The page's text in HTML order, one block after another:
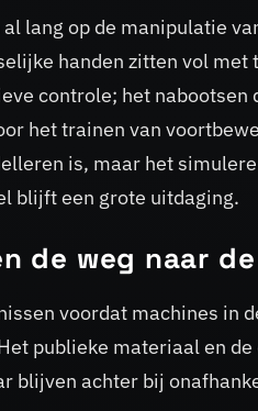
lang op de manipulatie
handen zitten vol
controle; het
het trainen van
is, maar het
blijft een grote uitdaging.
de weg naar
voordat machines in
publieke materiaal en
blijven achter bij